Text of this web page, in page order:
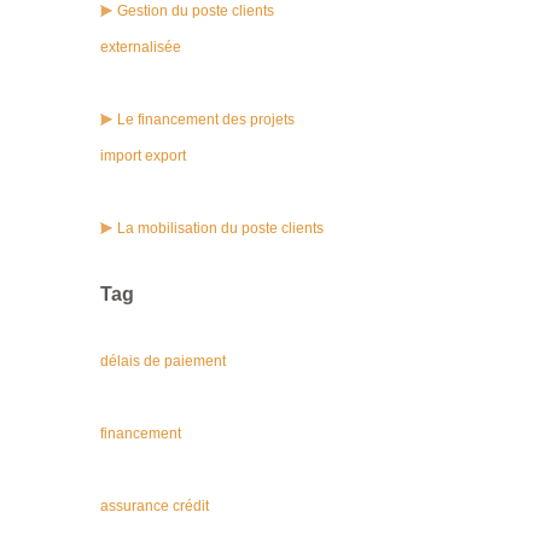
Gestion du poste clients
externalisée
Le financement des projets
import export
La mobilisation du poste clients
Tag
délais de paiement
financement
assurance crédit